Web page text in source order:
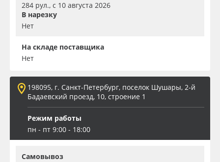
284 рул., с 10 августа 2026
В нарезку
Нет
На складе поставщика
Нет
198095, г. Санкт-Петербург, поселок Шушары, 2-й
Бадаевский проезд, 10, строение 1
Режим работы
пн - пт 9:00 - 18:00
Самовывоз